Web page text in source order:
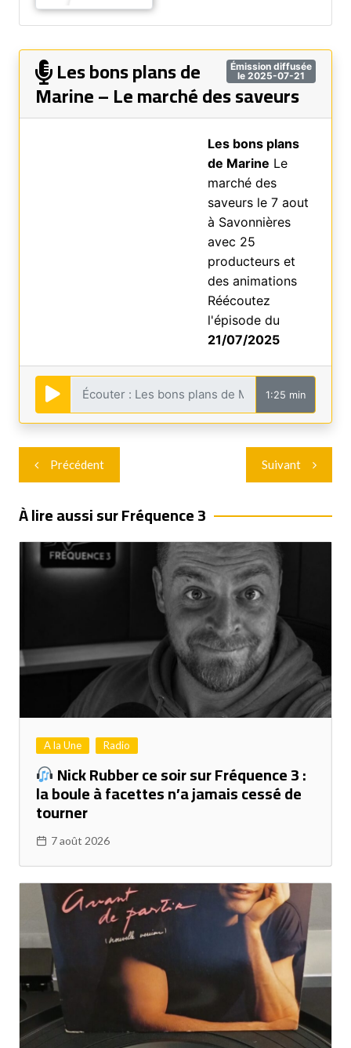
Émission diffusée
le 2025-07-21
Les bons plans de
Marine – Le marché des saveurs
Les bons plans
de Marine Le
marché des
saveurs le 7 aout
à Savonnières
avec 25
producteurs et
des animations
Réécoutez
l'épisode du
21/07/2025
1:25 min
Navigation
de
l’article
Précédent Suivant
À lire aussi sur Fréquence 3
A la Une Radio
Nick Rubber ce soir sur Fréquence 3 :
la boule à facettes n’a jamais cessé de
tourner
7 août 2026